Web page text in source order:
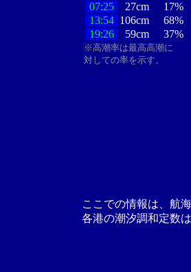
07:25
27cm
17%
13:54 106cm
68%
19:26
59cm 37%
※高潮率は最高高潮に
対しての率を示す。
ここでの情報は、航
各港の潮汐調和定数